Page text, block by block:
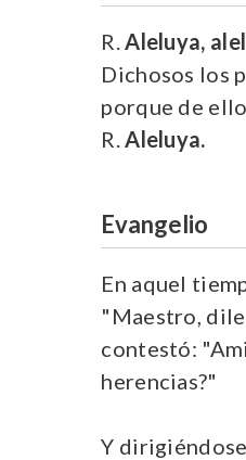
R.Aleluya,
Dichosos los
porque de
R.Aleluya.
Evangelio
En aquel
"Maestro, dile
contestó:
herencias?"
Y